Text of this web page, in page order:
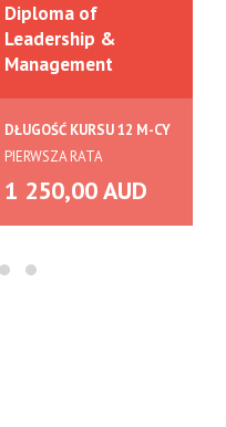
Diploma of
Leadership &
Management
DŁUGOŚĆ KURSU 12 M-CY
PIERWSZA RATA
1 250,00 AUD